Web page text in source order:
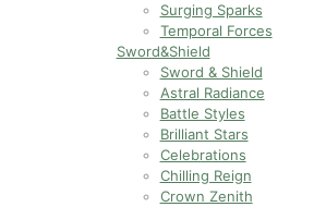
Surging Sparks
Temporal Forces
Sword&Shield
Sword & Shield
Astral Radiance
Battle Styles
Brilliant Stars
Celebrations
Chilling Reign
Crown Zenith